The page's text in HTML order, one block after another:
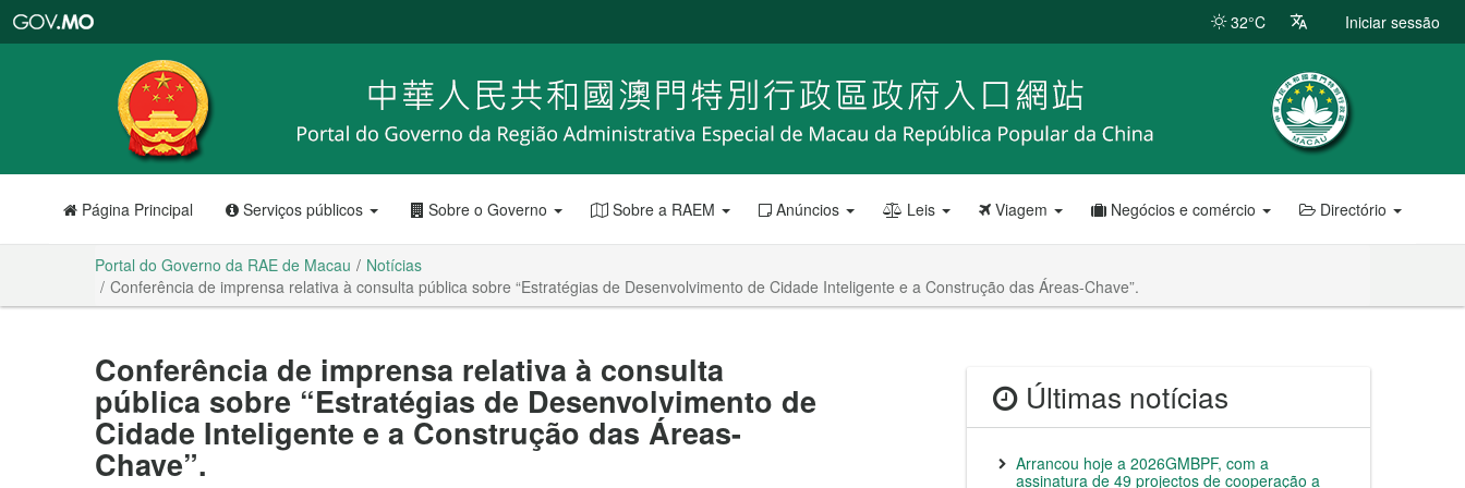
RAE
de
Macau
32°C Iniciar sessão
Página Principal Serviços públicos Sobre o Governo Sobre a RAEM Anúncios Leis Viagem Negócios e comércio Directório
Portal do Governo da RAE de Macau
Notícias
Conferência de imprensa relativa à consulta pública sobre “Estratégias de Desenvolvimento de Cidade Inteligente e a Construção das Áreas-Chave”.
Conferência de imprensa relativa à consulta
pública sobre “Estratégias de Desenvolvimento de
Cidade Inteligente e a Construção das Áreas-
Chave”.
Últimas notícias
Arrancou hoje a 2026GMBPF, com a
assinatura de 49 projectos de cooperação a